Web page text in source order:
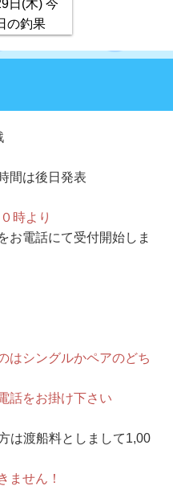
は後日発表
時より
電話にて受付開始しま
はシングルかペアのどち
話をお掛け下さい
渡船料としまして1,00
ません！